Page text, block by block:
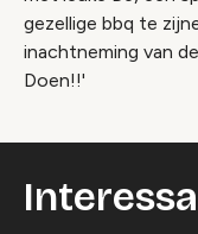
gezellige bbq te
inachtneming van
Doen!!'